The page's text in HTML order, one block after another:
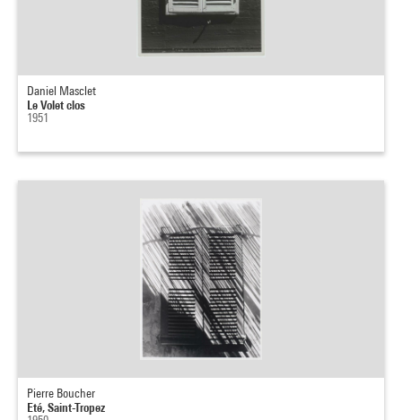
Daniel Masclet
Le Volet clos
1951
Pierre Boucher
Eté, Saint-Tropez